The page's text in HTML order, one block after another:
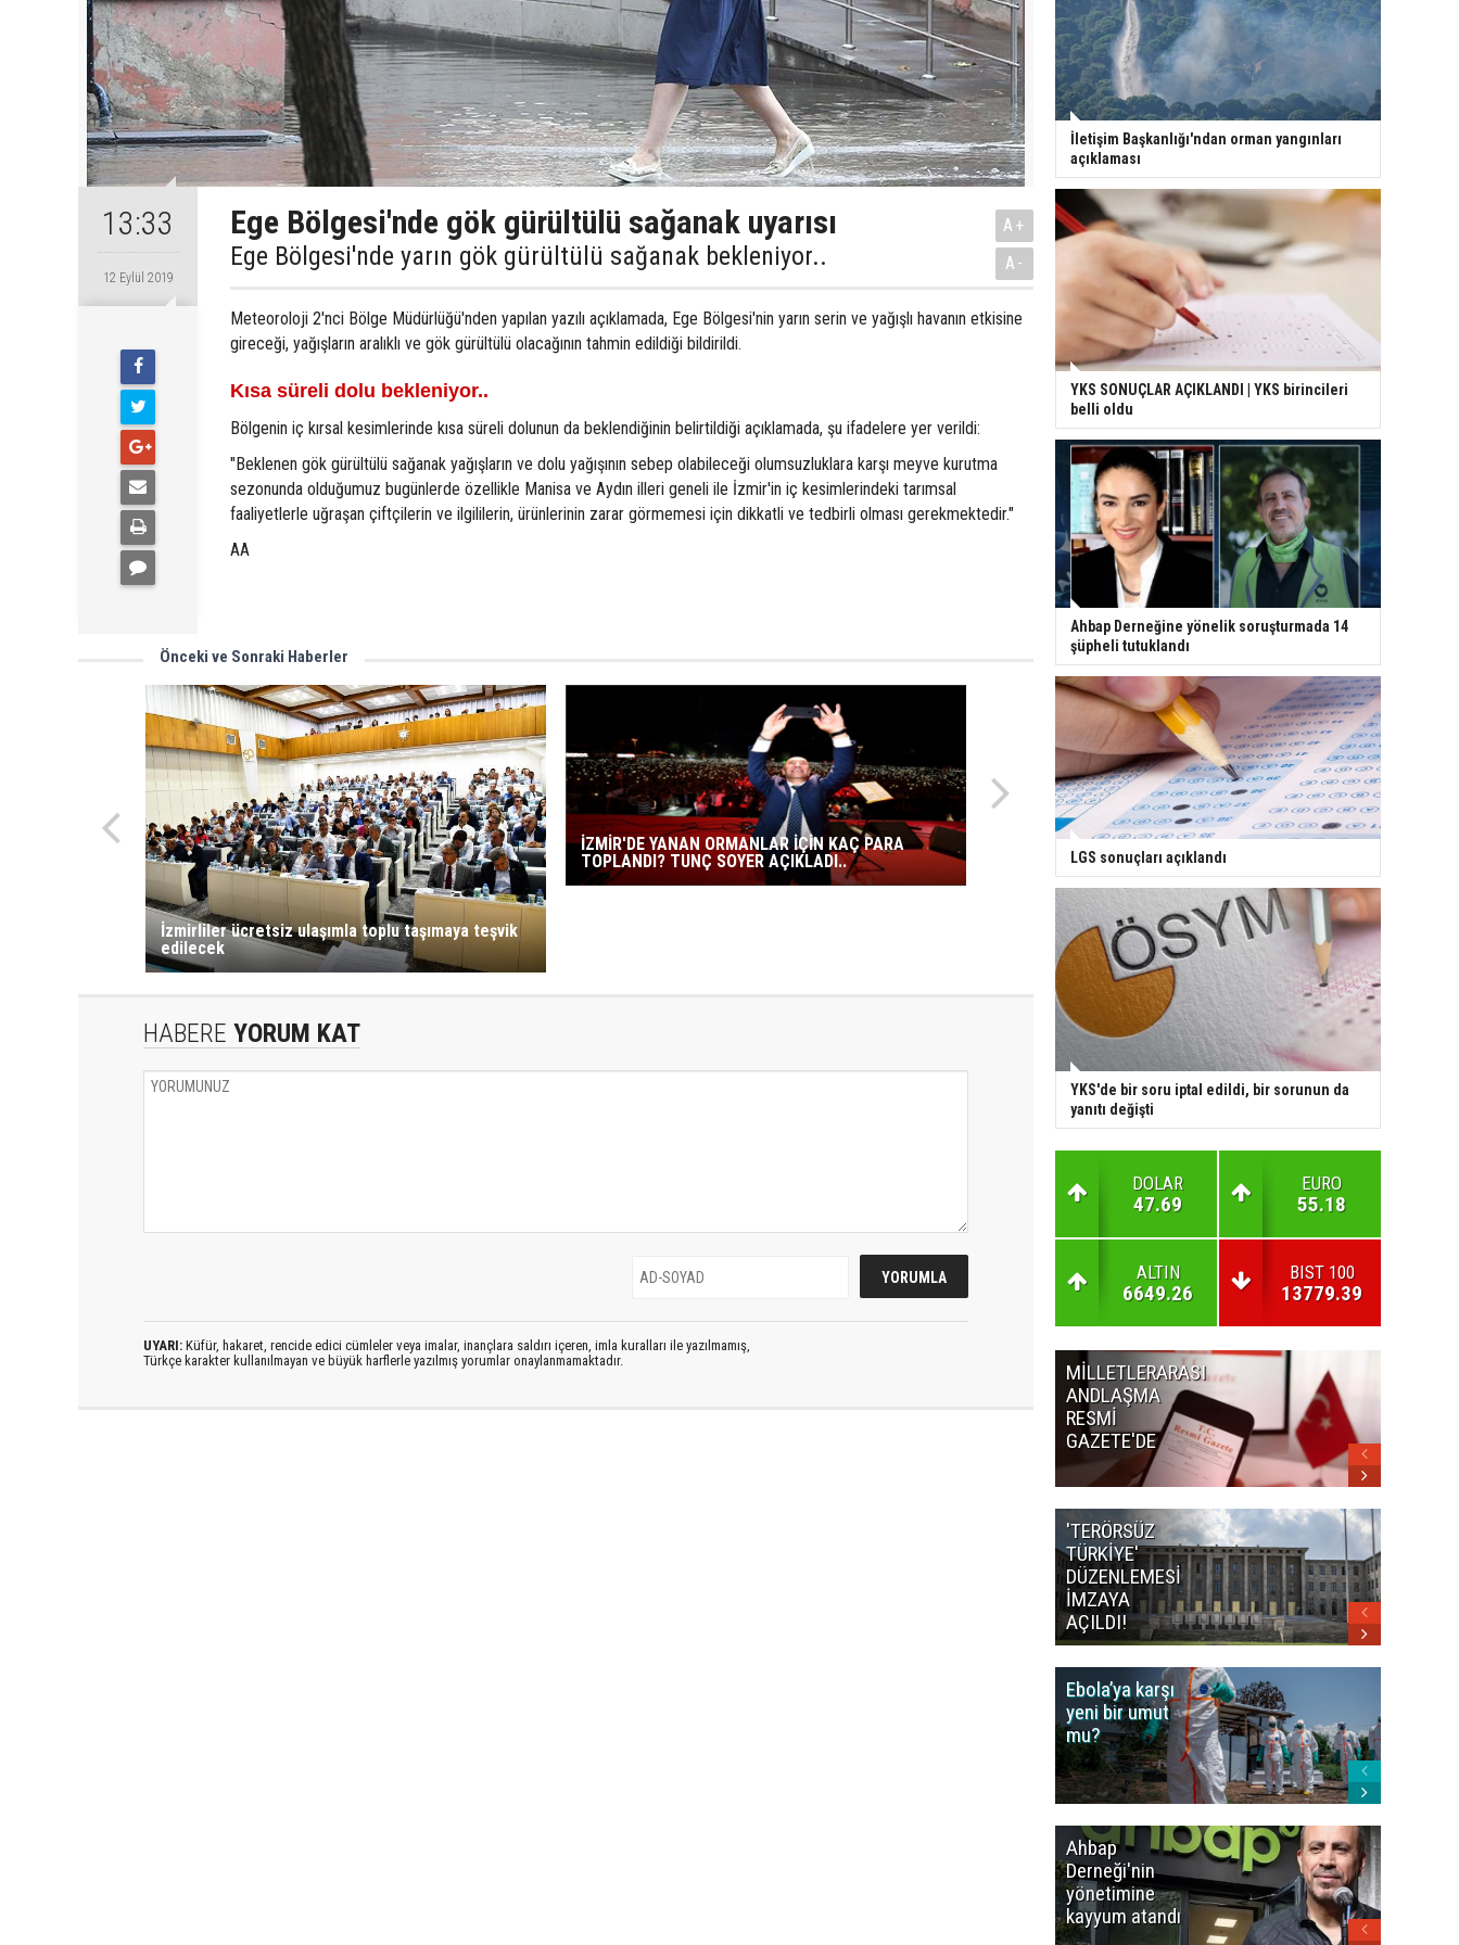
13:33
12 Eylül 2019
Ege Bölgesi'nde gök gürültülü sağanak uyarısı
Ege Bölgesi'nde yarın gök gürültülü sağanak bekleniyor..
A+
A-
Meteoroloji 2'nci Bölge Müdürlüğü'nden yapılan yazılı açıklamada, Ege Bölgesi'nin yarın serin ve yağışlı havanın etkisine
gireceği, yağışların aralıklı ve gök gürültülü olacağının tahmin edildiği bildirildi.
Kısa süreli dolu bekleniyor..
Bölgenin iç kırsal kesimlerinde kısa süreli dolunun da beklendiğinin belirtildiği açıklamada, şu ifadelere yer verildi:
"Beklenen gök gürültülü sağanak yağışların ve dolu yağışının sebep olabileceği olumsuzluklara karşı meyve kurutma
sezonunda olduğumuz bugünlerde özellikle Manisa ve Aydın illeri geneli ile İzmir'in iç kesimlerindeki tarımsal
faaliyetlerle uğraşan çiftçilerin ve ilgililerin, ürünlerinin zarar görmemesi için dikkatli ve tedbirli olması gerekmektedir."
AA
Önceki ve Sonraki Haberler
İzmirliler ücretsiz ulaşımla toplu taşımaya teşvik
edilecek
İZMİR'DE YANAN ORMANLAR İÇİN KAÇ PARA
TOPLANDI? TUNÇ SOYER AÇIKLADI..
HABERE YORUM KAT
UYARI: Küfür, hakaret, rencide edici cümleler veya imalar, inançlara saldırı içeren, imla kuralları ile yazılmamış,
Türkçe karakter kullanılmayan ve büyük harflerle yazılmış yorumlar onaylanmamaktadır.
İletişim Başkanlığı'ndan orman yangınları
açıklaması
YKS SONUÇLAR AÇIKLANDI | YKS birincileri
belli oldu
Ahbap Derneğine yönelik soruşturmada 14
şüpheli tutuklandı
LGS sonuçları açıklandı
YKS'de bir soru iptal edildi, bir sorunun da
yanıtı değişti
DOLAR
47.69
EURO
55.18
ALTIN
6649.26
BIST 100
13779.39
MİLLETLERARASI
ANDLAŞMA
RESMİ
GAZETE'DE
'TERÖRSÜZ
TÜRKİYE'
DÜZENLEMESİ
İMZAYA
AÇILDI!
Ebola’ya karşı
yeni bir umut
mu?
Ahbap
Derneği'nin
yönetimine
kayyum atandı